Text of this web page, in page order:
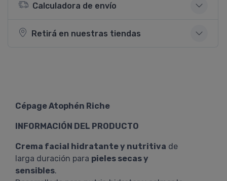
Calculadora de envío
Retirá en nuestras tiendas
Cépage Atophén Riche
INFORMACIÓN DEL PRODUCTO
Crema facial hidratante y nutritiva de
larga duración para pieles secas y
sensibles.